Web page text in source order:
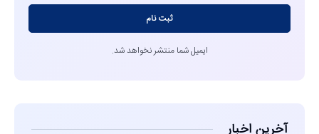
ثبت نام
ایمیل شما منتشر نخواهد شد.